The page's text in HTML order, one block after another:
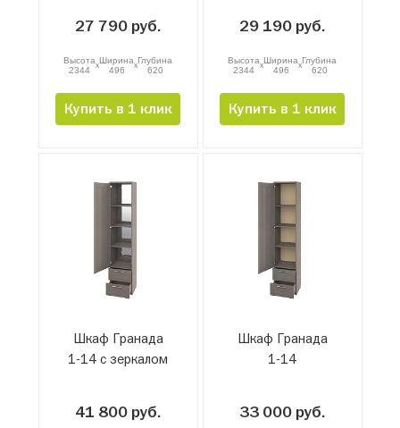
27 790 руб.
Высота
2344
xШирина
496
xГлубина
620
Купить в 1 клик
29 190 руб.
Высота
2344
xШирина
496
xГлубина
620
Купить в 1 клик
Шкаф Гранада
1-14 с зеркалом
41 800 руб.
Шкаф Гранада
1-14
33 000 руб.